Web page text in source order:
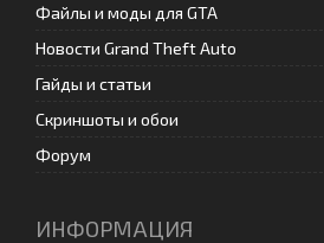
Файлы и моды для GTA
Новости Grand Theft Auto
Гайды и статьи
Скриншоты и обои
Форум
ИНФОРМАЦИЯ